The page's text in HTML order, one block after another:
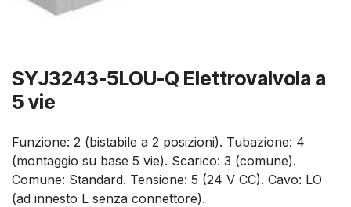
SYJ3243-5LOU-Q Elettrovalvola a
5 vie
Funzione: 2 (bistabile a 2 posizioni). Tubazione: 4
(montaggio su base 5 vie). Scarico: 3 (comune).
Comune: Standard. Tensione: 5 (24 V CC). Cavo: LO
(ad innesto L senza connettore).